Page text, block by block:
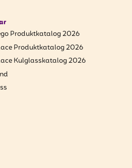
Produktkatalog 2026
Produktkatalog 2026
Kulglasskatalog 2026